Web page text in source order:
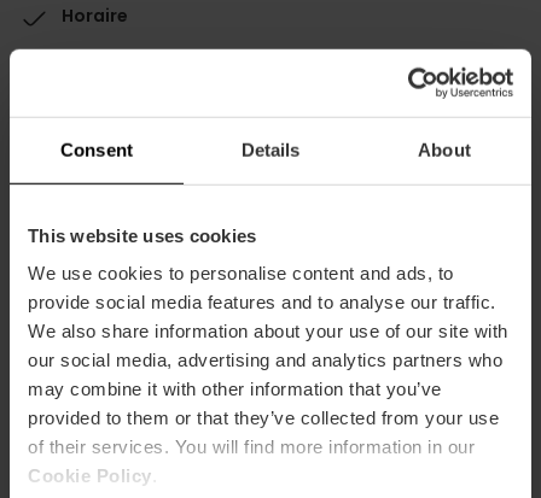
Consent Details About
This website uses cookies
We use cookies to personalise content and ads, to
provide social media features and to analyse our traffic.
We also share information about your use of our site with
our social media, advertising and analytics partners who
may combine it with other information that you’ve
provided to them or that they’ve collected from your use
of their services. You will find more information in our
Cookie Policy
Horaire
Jeudi à partir de 6h00
Vendredi de 18h à 1h30.
Comment s'y rendre
Metro
L4, L6